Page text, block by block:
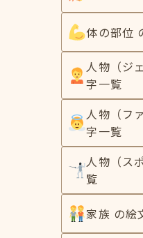
体の部位
人物（ジ
字一覧
人物（フ
字一覧
人物（ス
覧
家族 の絵